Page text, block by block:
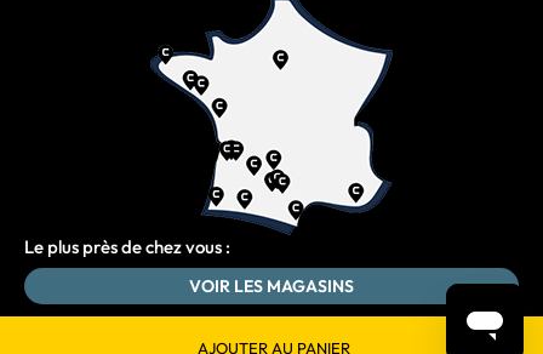
AJOUTER AU PANIER
Le plus près de chez vous :
VOIR LES MAGASINS